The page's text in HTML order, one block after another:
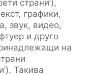
страни’),
графики,
звук, видео,
и друго
на
Такива